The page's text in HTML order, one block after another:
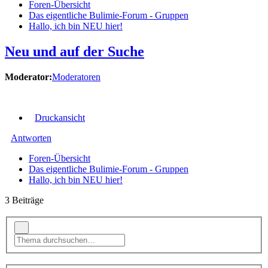
Foren-Übersicht
Das eigentliche Bulimie-Forum - Gruppen
Hallo, ich bin NEU hier!
Neu und auf der Suche
Moderator:Moderatoren
Druckansicht
Antworten
Foren-Übersicht
Das eigentliche Bulimie-Forum - Gruppen
Hallo, ich bin NEU hier!
3 Beiträge